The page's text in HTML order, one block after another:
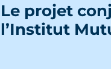
Le projet
l’Institut